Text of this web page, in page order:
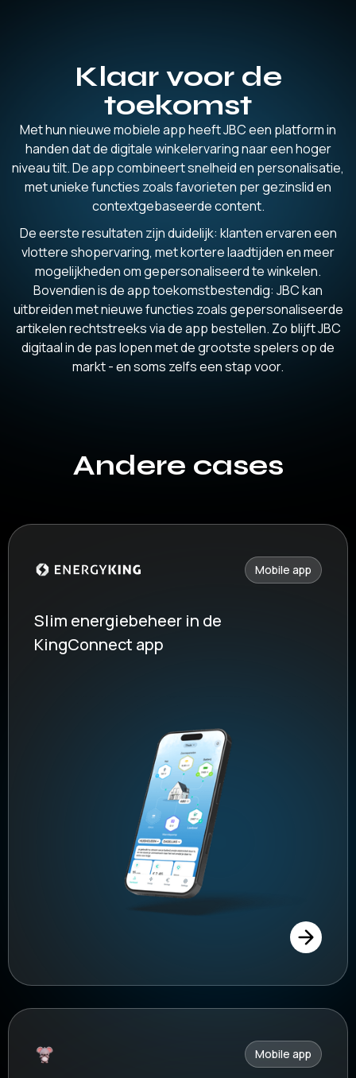
Klaar voor de
toekomst
Met hun nieuwe mobiele app heeft JBC een platform in
handen dat de digitale winkelervaring naar een hoger
niveau tilt. De app combineert snelheid en personalisatie,
met unieke functies zoals favorieten per gezinslid en
contextgebaseerde content.
De eerste resultaten zijn duidelijk: klanten ervaren een
vlottere shopervaring, met kortere laadtijden en meer
mogelijkheden om gepersonaliseerd te winkelen.
Bovendien is de app toekomstbestendig: JBC kan
uitbreiden met nieuwe functies zoals gepersonaliseerde
artikelen rechtstreeks via de app bestellen. Zo blijft JBC
digitaal in de pas lopen met de grootste spelers op de
markt - en soms zelfs een stap voor.
Andere cases
Mobile app
Slim energiebeheer in de
KingConnect app
Mobile app